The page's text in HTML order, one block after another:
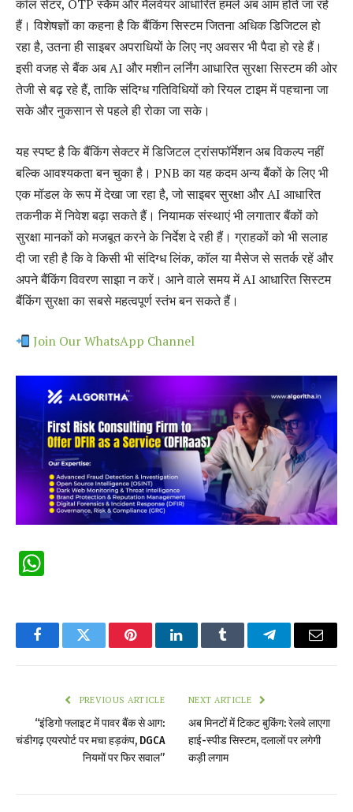
कॉल सेंटर, OTP स्कैम और मैलवेयर आधारित हमले अब आम होते जा रहे
हैं। विशेषज्ञों का कहना है कि बैंकिंग सिस्टम जितना अधिक डिजिटल हो
रहा है, उतना ही साइबर अपराधियों के लिए नए अवसर भी पैदा हो रहे हैं।
इसी वजह से बैंक अब AI और मशीन लर्निंग आधारित सुरक्षा सिस्टम की ओर
तेजी से बढ़ रहे हैं, ताकि संदिग्ध गतिविधियों को रियल टाइम में पहचाना जा
सके और नुकसान से पहले ही रोका जा सके।
यह स्पष्ट है कि बैंकिंग सेक्टर में डिजिटल ट्रांसफॉर्मेशन अब विकल्प नहीं
बल्कि आवश्यकता बन चुका है। PNB का यह कदम अन्य बैंकों के लिए भी
एक मॉडल के रूप में देखा जा रहा है, जो साइबर सुरक्षा और AI आधारित
तकनीक में निवेश बढ़ा सकते हैं। नियामक संस्थाएं भी लगातार बैंकों को
सुरक्षा मानकों को मजबूत करने के निर्देश दे रही हैं। ग्राहकों को भी सलाह
दी जा रही है कि वे किसी भी संदिग्ध लिंक, कॉल या मैसेज से सतर्क रहें और
अपने बैंकिंग विवरण साझा न करें। आने वाले समय में AI आधारित सिस्टम
बैंकिंग सुरक्षा का सबसे महत्वपूर्ण स्तंभ बन सकते हैं।
Join Our WhatsApp Channel
FacebookTwitter PinterestLinkedInTumblr TelegramEmail
PREVIOUS ARTICLE
“इंडिगो फ्लाइट में पावर बैंक से आग:
चंडीगढ़ एयरपोर्ट पर मचा हड़कंप, DGCA
नियमों पर फिर सवाल”
NEXT ARTICLE
अब मिनटों में टिकट बुकिंग: रेलवे लाएगा
हाई-स्पीड सिस्टम, दलालों पर लगेगी
कड़ी लगाम